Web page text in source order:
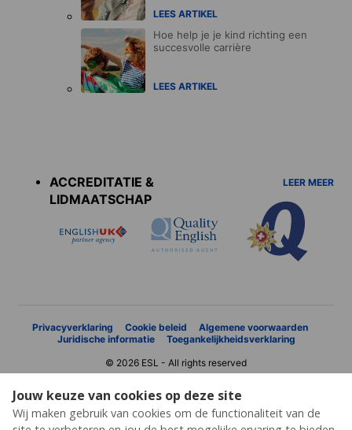
Jouw keuze van cookies op deze site
Wij maken gebruik van cookies om de functionaliteit van de
LEES ARTIKEL
Hoe help je je kind richting een
succesvolle carrière
LEES ARTIKEL
ACCREDITATIE &
LIDMAATSCHAP
LEER MEER
Privacyverklaring Cookie beleid
Algemene voorwaarden
Juridische informatie
Toegankelijkheidsverklaring
© 2026 ESL - All rights reserved